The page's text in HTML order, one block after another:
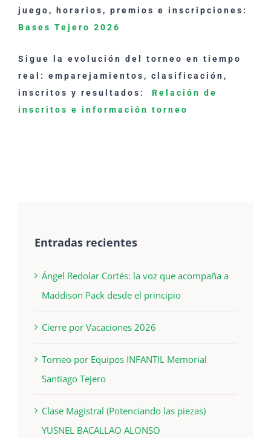
juego, horarios, premios e inscripciones:
Bases Tejero 2026
Sigue la evolución del torneo en tiempo
real: emparejamientos, clasificación,
inscritos y resultados: Relación de
inscritos e información torneo
Entradas recientes
Ángel Redolar Cortés: la voz que acompaña a
Maddison Pack desde el principio
Cierre por Vacaciones 2026
Torneo por Equipos INFANTIL Memorial
Santiago Tejero
Clase Magistral (Potenciando las piezas)
YUSNEL BACALLAO ALONSO